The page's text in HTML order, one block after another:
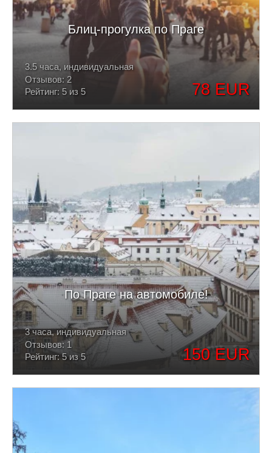
Блиц-прогулка по Праге
78 EUR
3.5 часа, индивидуальная
Отзывов: 2
Рейтинг: 5 из 5
По Праге на автомобиле!
150 EUR
3 часа, индивидуальная
Отзывов: 1
Рейтинг: 5 из 5